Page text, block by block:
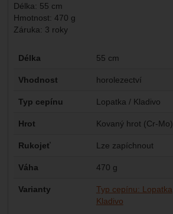
Délka: 55 cm
Hmotnost: 470 g
Záruka: 3 roky
Parametry
Délka 55 cm
Vhodnost horolezectví
Typ cepínu Lopatka / Kladivo
Hrot Kovaný hrot (Cr-Mo)
Rukojeť Lze zapíchnout
Váha 470 g
Varianty Typ cepínu: Lopatka
Kladivo